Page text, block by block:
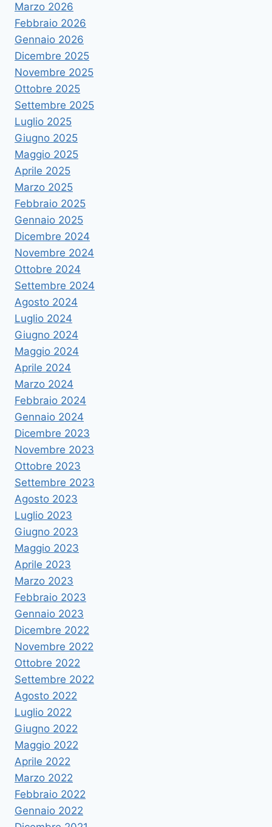
Marzo 2026
Febbraio 2026
Gennaio 2026
Dicembre 2025
Novembre 2025
Ottobre 2025
Settembre 2025
Luglio 2025
Giugno 2025
Maggio 2025
Aprile 2025
Marzo 2025
Febbraio 2025
Gennaio 2025
Dicembre 2024
Novembre 2024
Ottobre 2024
Settembre 2024
Agosto 2024
Luglio 2024
Giugno 2024
Maggio 2024
Aprile 2024
Marzo 2024
Febbraio 2024
Gennaio 2024
Dicembre 2023
Novembre 2023
Ottobre 2023
Settembre 2023
Agosto 2023
Luglio 2023
Giugno 2023
Maggio 2023
Aprile 2023
Marzo 2023
Febbraio 2023
Gennaio 2023
Dicembre 2022
Novembre 2022
Ottobre 2022
Settembre 2022
Agosto 2022
Luglio 2022
Giugno 2022
Maggio 2022
Aprile 2022
Marzo 2022
Febbraio 2022
Gennaio 2022